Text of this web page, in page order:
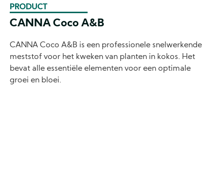
PRODUCT
CANNA Coco A&B
CANNA Coco A&B is een professionele snelwerkende
meststof voor het kweken van planten in kokos. Het
bevat alle essentiële elementen voor een optimale
groei en bloei.